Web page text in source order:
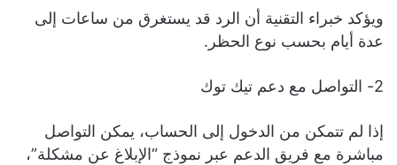
ويؤكد خبراء التقنية أن الرد قد يستغرق من ساعات إلى
عدة أيام بحسب نوع الحظر.
2- التواصل مع دعم تيك توك
إذا لم تتمكن من الدخول إلى الحساب، يمكن التواصل
مباشرة مع فريق الدعم عبر نموذج “الإبلاغ عن مشكلة”،